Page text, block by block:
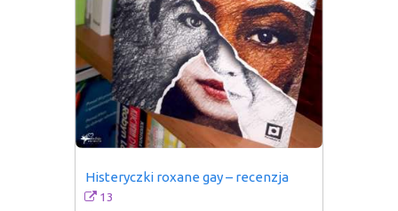
Histeryczki roxane gay – recenzja
13